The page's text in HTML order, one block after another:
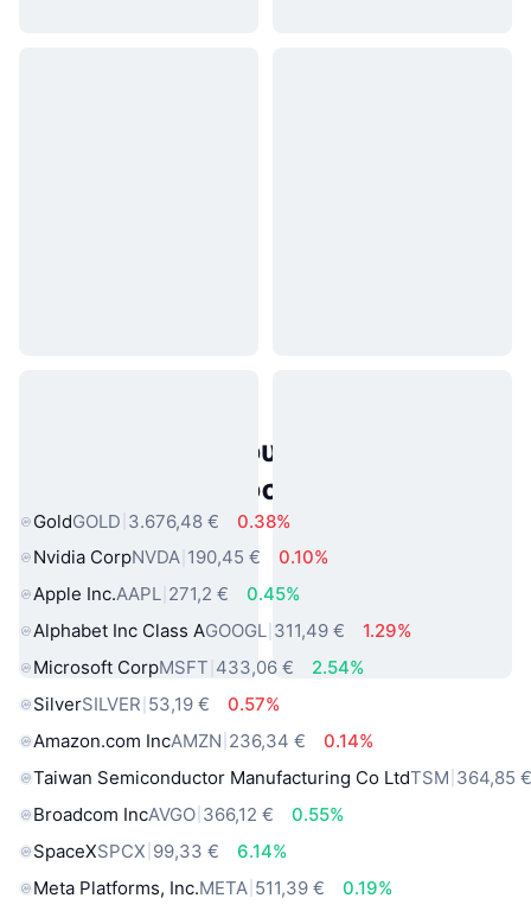
Δημοφιλή περιουσιακά στοιχεία
πραγματικού κόσμου
GoldGOLD 3.676,48 €
0.38%
Nvidia CorpNVDA 190,45 €
0.10%
Apple Inc.AAPL 271,2 €
0.45%
Alphabet Inc Class AGOOGL 311,49 €
1.29%
Microsoft CorpMSFT 433,06 €
2.54%
SilverSILVER 53,19 €
0.57%
Amazon.com IncAMZN 236,34 €
0.14%
Taiwan Semiconductor Manufacturing Co LtdTSM 364,85
Broadcom IncAVGO 366,12 €
0.55%
SpaceXSPCX 99,33 €
6.14%
Meta Platforms, Inc.META 511,39 €
0.19%